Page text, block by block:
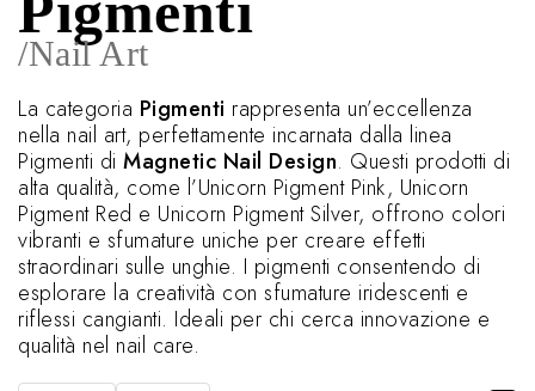
/Nail Art
La categoria Pigmenti rappresenta un’eccellenza
nella nail art, perfettamente incarnata dalla linea
Pigmenti di Magnetic Nail Design. Questi prodotti di
alta qualità, come l’Unicorn Pigment Pink, Unicorn
Pigment Red e Unicorn Pigment Silver, offrono colori
vibranti e sfumature uniche per creare effetti
straordinari sulle unghie. I pigmenti consentendo di
esplorare la creatività con sfumature iridescenti e
riflessi cangianti. Ideali per chi cerca innovazione e
qualità nel nail care.